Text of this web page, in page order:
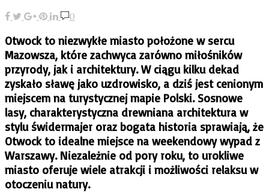
0
Otwock to niezwykłe miasto położone w sercu
Mazowsza, które zachwyca zarówno miłośników
przyrody, jak i architektury. W ciągu kilku dekad
zyskało sławę jako uzdrowisko, a dziś jest cenionym
miejscem na turystycznej mapie Polski. Sosnowe
lasy, charakterystyczna drewniana architektura w
stylu świdermajer oraz bogata historia sprawiają, że
Otwock to idealne miejsce na weekendowy wypad z
Warszawy. Niezależnie od pory roku, to urokliwe
miasto oferuje wiele atrakcji i możliwości relaksu w
otoczeniu natury.